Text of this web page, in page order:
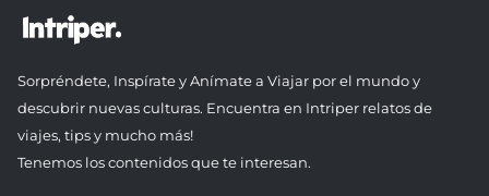
Sorpréndete, Inspírate y Anímate a Viajar por el mundo y
descubrir nuevas culturas. Encuentra en Intriper relatos de
viajes, tips y mucho más!
Tenemos los contenidos que te interesan.